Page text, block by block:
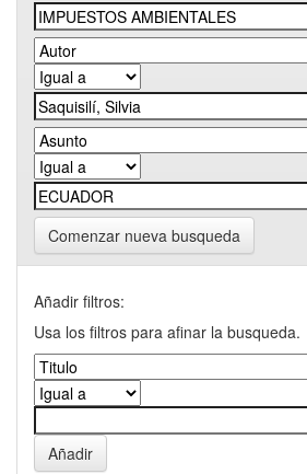
Comenzar nueva busqueda
Añadir filtros:
Usa los filtros para afinar la busqueda.